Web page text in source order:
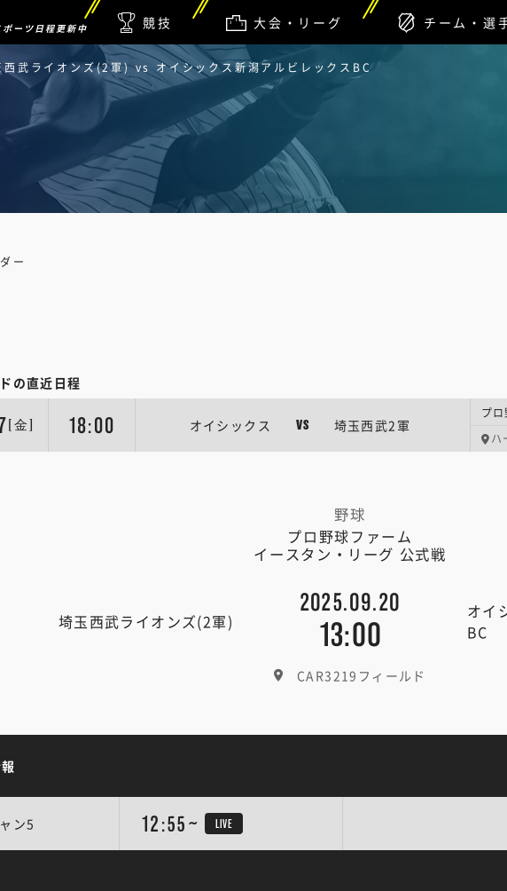
ポーツ日程更新中 競技 大会・リーグ チーム・選
西武ライオンズ(2軍) vs オイシックス新潟アルビレックスBC
の直近日程
[金] 18:00 オイシックス VS 埼玉西武2軍
プ
ハ
野球
プロ野球ファーム
イースタン・リーグ 公式戦
埼玉西武ライオンズ(2軍)
2025.09.20
13:00
オイ
BC
CAR3219フィールド
ー
ン5 12:55~ LIVE